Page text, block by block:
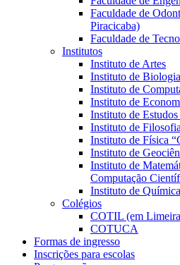
Faculdade de
Piracicaba)
Faculdade de
Institutos
Instituto de Artes
Instituto de Biologia
Instituto de
Instituto de
Instituto de
Instituto de
Instituto de Física
Instituto de
Instituto de
Computação
Instituto de Química
Colégios
COTIL (em
COTUCA
Formas de ingresso
Inscrições para escolas